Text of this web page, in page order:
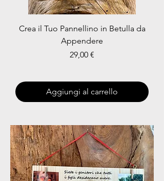
Crea il Tuo Pannellino in Betulla da
Appendere
Prezzo
29,00 €
Aggiungi al carrello